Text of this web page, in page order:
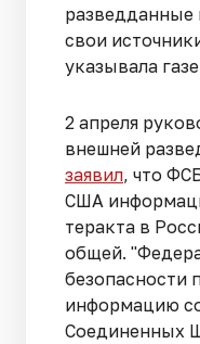
разведданные
свои
указывала
2 апреля
внешней
заявил, что
США
теракта в
общей.
безопасности
информацию
Соединенных